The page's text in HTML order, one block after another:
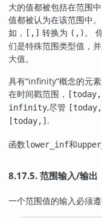
大的值都被包括在范围
值都被认为在该范围中
如， [,] 转换为 (,) 。
们是特殊范围类型值，
大值。
具有“infinity”概念的元
在时间戳范围，
infinity,尽管
[today,] .
函数lower_inf和
8.17.5. 范围输入/输出
一个范围值的输入必须